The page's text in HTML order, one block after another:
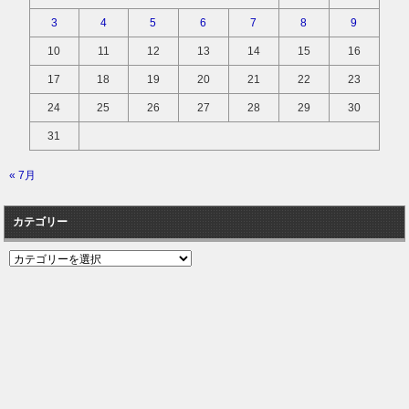
3 4 5 6 7 8 9
10 11 12 13 14 15 16
17 18 19 20 21 22 23
24 25 26 27 28 29 30
31
« 7月
カテゴリー
カ